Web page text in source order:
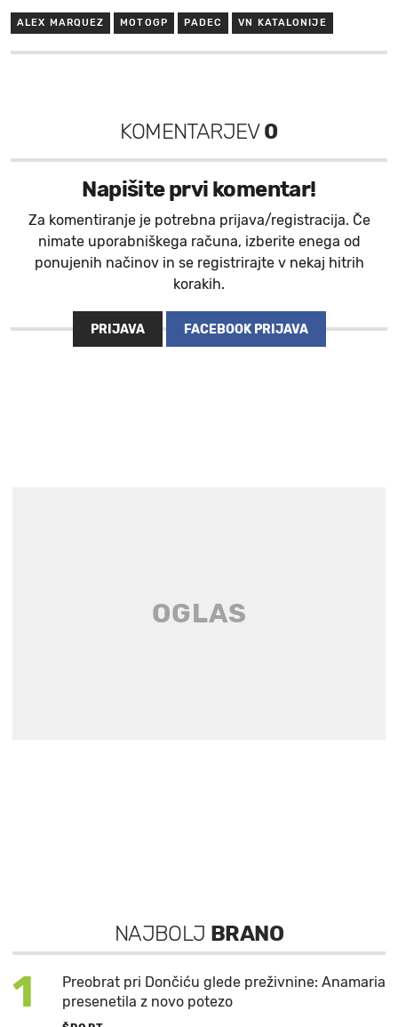
ALEX MARQUEZ MOTOGP PADEC VN KATALONIJE
KOMENTARJEV0
Napišite prvi komentar!
Za komentiranje je potrebna prijava/registracija. Če
nimate uporabniškega računa, izberite enega od
ponujenih načinov in se registrirajte v nekaj hitrih
korakih.
PRIJAVA FACEBOOK PRIJAVA
NAJBOLJ BRANO
1
Preobrat pri Dončiću glede preživnine: Anamaria
presenetila z novo potezo